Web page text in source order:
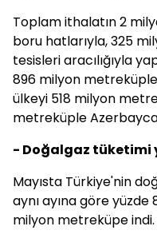
Toplam ithalatın 2
boru hatlarıyla, 325
tesisleri aracılığıyla
896 milyon
ülkeyi 518 milyon
metreküple
- Doğalgaz tüketimi
Mayısta Türkiye'nin
aynı ayına göre yüzde
milyon metreküpe indi.